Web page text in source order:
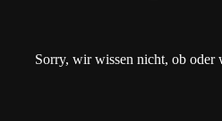
Sorry, wir wissen nicht, ob